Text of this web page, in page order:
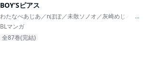
BOY’Sピアス
わたなべあじあ／nぽぽ／未散ソノオ／灰崎めじろ／...
BLマンガ
全87巻(完結)